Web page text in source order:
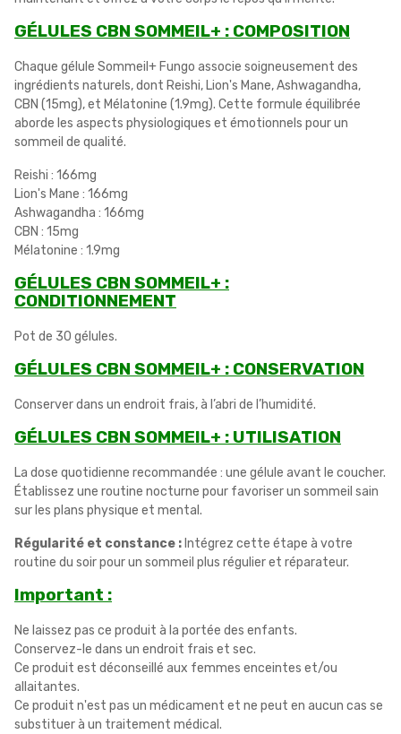
GÉLULES CBN SOMMEIL+ : COMPOSITION
Chaque gélule Sommeil+ Fungo associe soigneusement des
ingrédients naturels, dont Reishi, Lion's Mane, Ashwagandha,
CBN (15mg), et Mélatonine (1.9mg). Cette formule équilibrée
aborde les aspects physiologiques et émotionnels pour un
sommeil de qualité.
Reishi : 166mg
Lion's Mane : 166mg
Ashwagandha : 166mg
CBN : 15mg
Mélatonine : 1.9mg
GÉLULES CBN SOMMEIL+ :
CONDITIONNEMENT
Pot de 30 gélules.
GÉLULES CBN SOMMEIL+ : CONSERVATION
Conserver dans un endroit frais, à l’abri de l’humidité.
GÉLULES CBN SOMMEIL+ : UTILISATION
La dose quotidienne recommandée : une gélule avant le coucher.
Établissez une routine nocturne pour favoriser un sommeil sain
sur les plans physique et mental.
Régularité et constance : Intégrez cette étape à votre
routine du soir pour un sommeil plus régulier et réparateur.
Important :
Ne laissez pas ce produit à la portée des enfants.
Conservez-le dans un endroit frais et sec.
Ce produit est déconseillé aux femmes enceintes et/ou
allaitantes.
Ce produit n'est pas un médicament et ne peut en aucun cas se
substituer à un traitement médical.